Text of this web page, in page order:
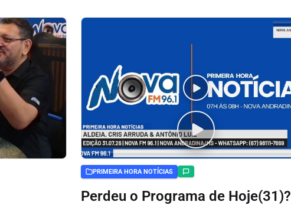
PRIMEIRA HORA NOTÍCIAS
Perdeu o Programa de Hoje(31)?